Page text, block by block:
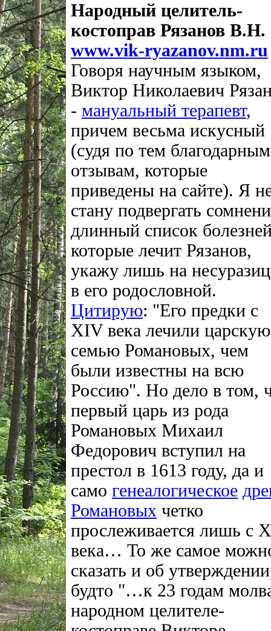
Народный целитель-
костоправ Рязанов В.Н.
www.vik-ryazanov.nm.ru
Говоря научным языком,
Виктор Николаевич
- мануальный терапевт,
причем весьма искусный
(судя по тем благодарным
отзывам, которые
приведены на сайте). Я
стану подвергать
длинный список
которые лечит Рязанов,
укажу лишь на
в его родословной.
Цитирую: "Его предки с
XIV века лечили царскую
семью Романовых, чем
были известны на всю
Россию". Но дело в том,
первый царь из рода
Романовых Михаил
Федорович вступил на
престол в 1613 году, да и
само генеалогическое
Романовых четко
прослеживается лишь с
века… То же самое
сказать и об
будто "…к 23 годам
народном целителе-